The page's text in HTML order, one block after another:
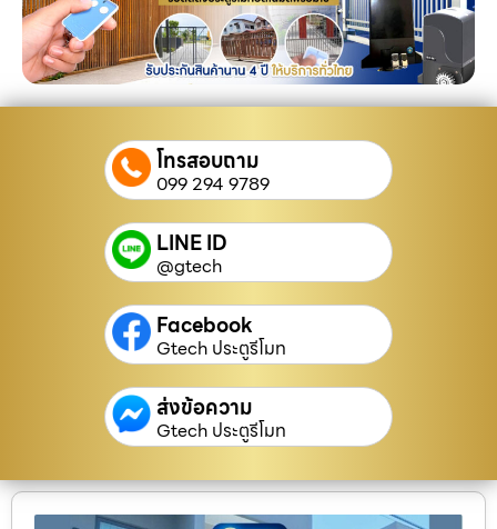
โทรสอบถาม
099 294 9789
LINE ID
@gtech
Facebook
Gtech ประตูรีโมท
ส่งข้อความ
Gtech ประตูรีโมท